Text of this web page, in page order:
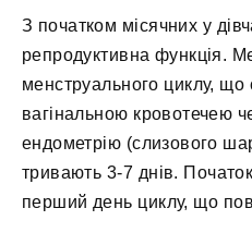
З початком місячних у
репродуктивна функція.
менструального циклу, що
вагінальною кровотечею
ендометрію (слизового
тривають 3-7 днів.
перший день циклу, що